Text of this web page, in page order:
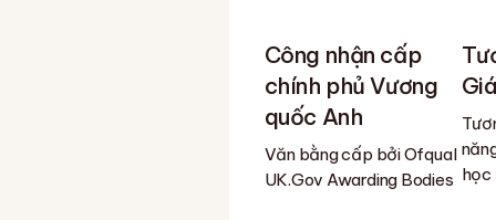
Công nhận cấp
chính phủ Vương
quốc Anh
Văn bằng cấp bởi Ofqual
UK.Gov Awarding Bodies học